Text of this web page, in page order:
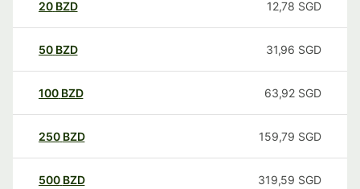
20 BZD 12,78 SGD
50 BZD 31,96 SGD
100 BZD 63,92 SGD
250 BZD 159,79 SGD
500 BZD 319,59 SGD